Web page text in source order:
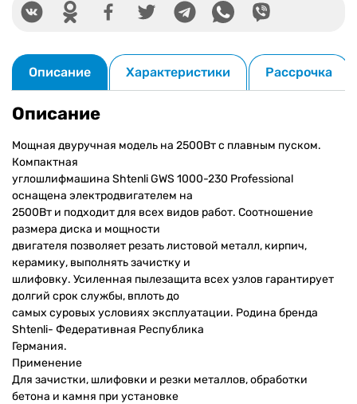
подарок
инструментов
Описание Характеристики Рассрочка
Описание
Мощная двуручная модель на 2500Вт с плавным пуском.
Компактная
углошлифмашина Shtenli GWS 1000-230 Professional
оснащена электродвигателем на
2500Вт и подходит для всех видов работ. Соотношение
размера диска и мощности
двигателя позволяет резать листовой металл, кирпич,
керамику, выполнять зачистку и
шлифовку. Усиленная пылезащита всех узлов гарантирует
долгий срок службы, вплоть до
самых суровых условиях эксплуатации. Родина бренда
Shtenli- Федеративная Республика
Германия.
Применение
Для зачистки, шлифовки и резки металлов, обработки
бетона и камня при установке